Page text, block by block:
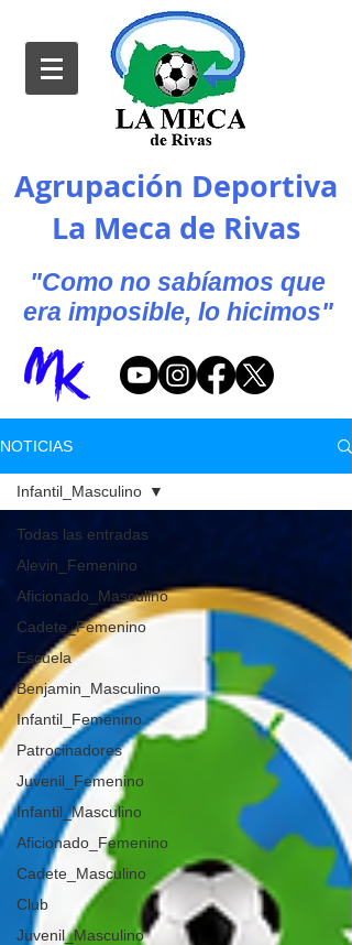
Agrupación Deportiva
La Meca de Rivas
"Como no sabíamos que
era imposible, lo hicimos"
NOTICIAS
Todas las entradas
Alevin_Femenino
Aficionado_Masculino
Cadete_Femenino
Escuela
Benjamin_Masculino
Infantil_Femenino
Patrocinadores
Juvenil_Femenino
Infantil_Masculino
Aficionado_Femenino
Cadete_Masculino
Club
Juvenil_Masculino
Infantil_Masculino